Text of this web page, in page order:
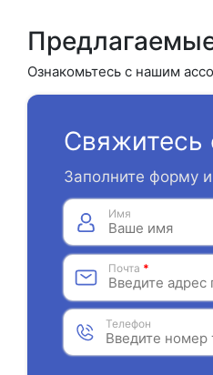
Ознакомьтесь с нашим
Свяжитесь
Заполните форму
Имя
Почта *
Телефон